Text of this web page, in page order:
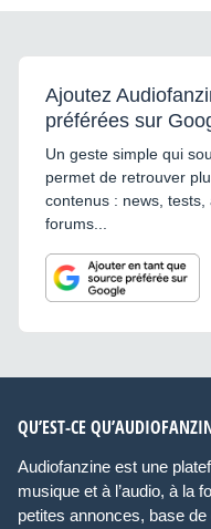
Ajoutez
préférées sur
Un geste simple qui
permet de retrouver
contenus : news, tests,
forums...
QU’EST-CE
Audiofanzine est une
musique et à l’audio, à la
petites annonces, base